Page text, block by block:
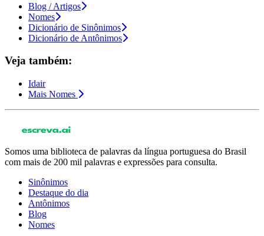
Blog / Artigos
Nomes
Dicionário de Sinônimos
Dicionário de Antônimos
Veja também:
Idair
Mais Nomes
Somos uma biblioteca de palavras da língua portuguesa do Brasil
com mais de 200 mil palavras e expressões para consulta.
Sinônimos
Destaque do dia
Antônimos
Blog
Nomes